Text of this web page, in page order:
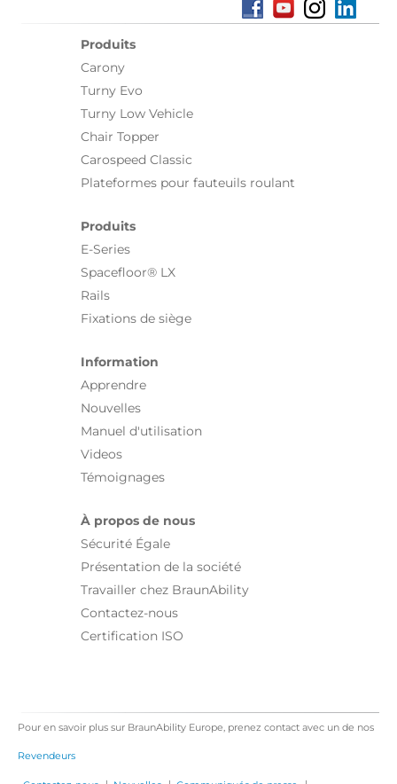
Produits
Carony
Turny Evo
Turny Low Vehicle
Chair Topper
Carospeed Classic
Plateformes pour fauteuils roulant
Produits
E-Series
Spacefloor® LX
Rails
Fixations de siège
Information
Apprendre
Nouvelles
Manuel d'utilisation
Videos
Témoignages
À propos de nous
Sécurité Égale
Présentation de la société
Travailler chez BraunAbility
Contactez-nous
Certification ISO
Pour en savoir plus sur BraunAbility Europe, prenez contact avec un de nos
Revendeurs